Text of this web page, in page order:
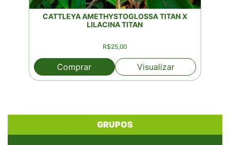
GRUPOS
CATTLEYA AMETHYSTOGLOSSA TITAN X
LILACINA TITAN
R$25,00
Comprar Visualizar